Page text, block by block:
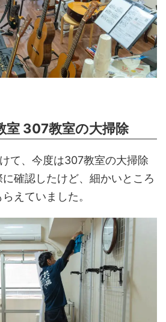
室 307教室の大掃除
て、今度は307教室の大掃除
確認したけど、細かいところ
えていました。